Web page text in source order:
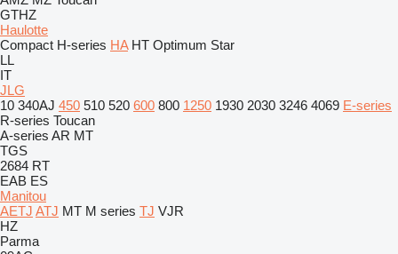
GTHZ
Haulotte
Compact H-series HA HT Optimum Star
LL
IT
JLG
10 340AJ 450 510 520 600 800 1250 1930 2030 3246 4069 E-series
R-series Toucan
A-series AR MT
TGS
2684 RT
EAB ES
Manitou
AETJ ATJ MT M series TJ VJR
HZ
Parma